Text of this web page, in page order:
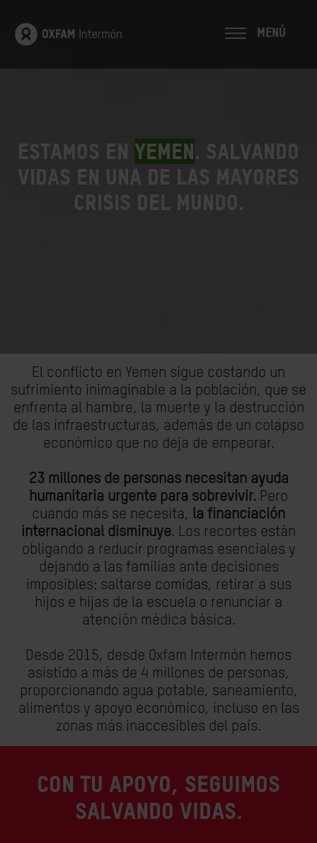
MENÚ
Estamos en Yemen. Salvando
vidas en una de las mayores
crisis del mundo.
El conflicto en Yemen sigue costando un
sufrimiento inimaginable a la población, que se
enfrenta al hambre, la muerte y la destrucción
de las infraestructuras, además de un colapso
económico que no deja de empeorar.
23 millones de personas necesitan ayuda
humanitaria urgente para sobrevivir. Pero
cuando más se necesita, la financiación
internacional disminuye. Los recortes están
obligando a reducir programas esenciales y
dejando a las familias ante decisiones
imposibles: saltarse comidas, retirar a sus
hijos e hijas de la escuela o renunciar a
atención médica básica.
Desde 2015, desde Oxfam Intermón hemos
asistido a más de 4 millones de personas,
proporcionando agua potable, saneamiento,
alimentos y apoyo económico, incluso en las
zonas más inaccesibles del país.
Con tu apoyo, seguimos
salvando vidas.